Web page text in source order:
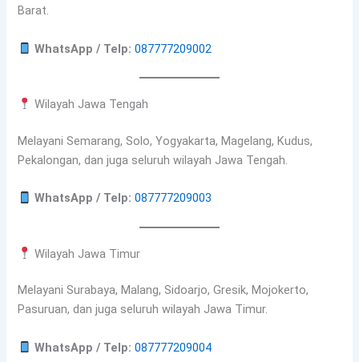
Barat.
WhatsApp / Telp: 087777209002
Wilayah Jawa Tengah
Melayani Semarang, Solo, Yogyakarta, Magelang, Kudus,
Pekalongan, dan juga seluruh wilayah Jawa Tengah.
WhatsApp / Telp: 087777209003
Wilayah Jawa Timur
Melayani Surabaya, Malang, Sidoarjo, Gresik, Mojokerto,
Pasuruan, dan juga seluruh wilayah Jawa Timur.
WhatsApp / Telp: 087777209004